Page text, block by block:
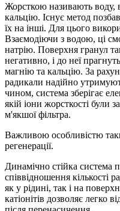
Жорсткою називають воду,
кальцію. Існує метод
їх на інші. Для цього
Взаємодіючи з водою, ці
натрію. Поверхня гранул
негативно, і до неї
магнію та кальцію. За
радикали надійно
чином, система зберігає
якій іони жорсткості були
м'якшої фільтра.
Важливою особливістю
регенерації.
Динамічно стійка система
співвідношення кількості
як у рідині, так і на
катіонітів дозволяє легко